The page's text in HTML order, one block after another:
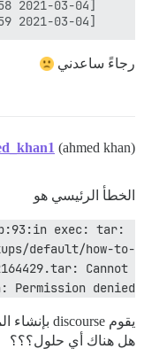
    [2021-03-04 08:24:59] إشعار 'HowToDiscuss' بانتهاء النسخة الاحتياطية...
رجاءً ساعدني
(ahmed khan)
الخطأ الرئيسي هو
exec: tar:
default/how-to-
Cannot
Permission denied
يقوم discourse بإنشاء الملف ويدخل أذونات خاطئة
هل هناك أي حلول؟؟؟